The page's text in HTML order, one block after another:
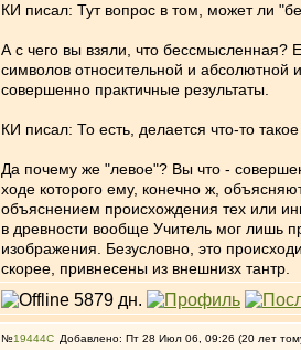
КИ писал: Тут вопрос в том, может ли
А с чего вы взяли, что бессмысленная?
символов относительной и абсолютной
совершенно практичные результаты.
КИ писал: То есть, делается что-то
Да почему же "левое"? Вы что -
ходе которого ему, конечно ж,
объяснением происхождения тех или
в древности вообще Учитель мог лишь
изображения. Безусловно, это
скорее, привнесены из внешнизх тантр.
№19444 Добавлено: Пт 28 Июл 06, 09:26 (20 лет